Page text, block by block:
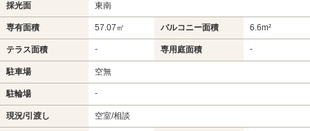
採光面 東南
専有面積 57.07㎡ バルコニー面積 6.6m²
テラス面積 - 専用庭面積 -
駐車場 空無
駐輪場 -
現況/引渡し 空室/相談